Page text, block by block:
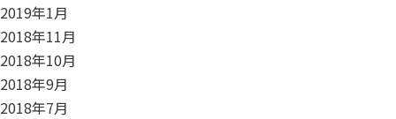
2019年1月
2018年11月
2018年10月
2018年9月
2018年7月